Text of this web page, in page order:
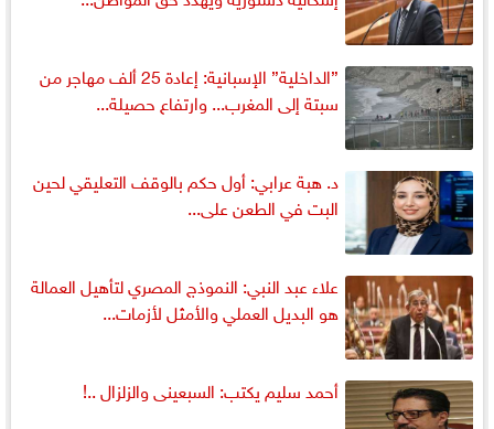
”الداخلية” الإسبانية: إعادة 25 ألف مهاجر من
سبتة إلى المغرب... وارتفاع حصيلة...
د. هبة عرابي: أول حكم بالوقف التعليقي لحين
البت في الطعن على...
علاء عبد النبي: النموذج المصري لتأهيل العمالة
هو البديل العملي والأمثل لأزمات...
أحمد سليم يكتب: السبعينى والزلزال ..!